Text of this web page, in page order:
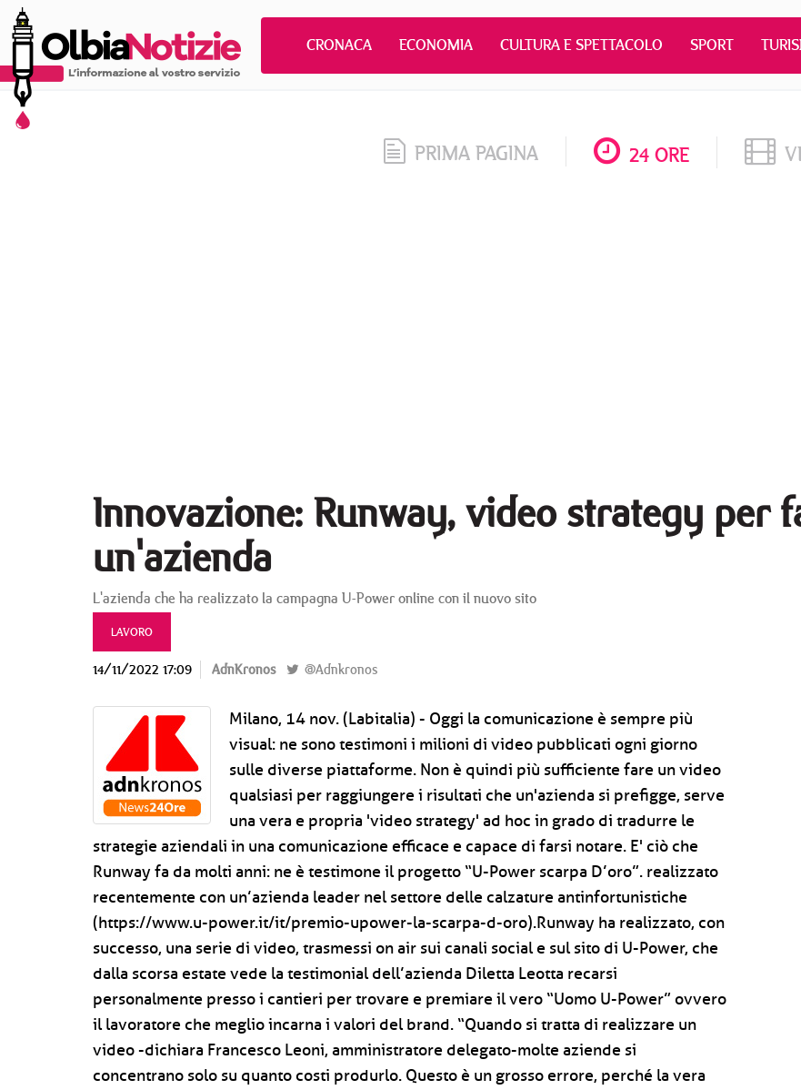
CRONACA ECONOMIA CULTURA E SPETTACOLO SPORT
PRIMA PAGINA 24 ORE
Innovazione: Runway, video strategy per
un'azienda
L'azienda che ha realizzato la campagna U-Power online con il nuovo sito
LAVORO
14/11/2022 17:09 AdnKronos @Adnkronos
Milano, 14 nov. (Labitalia) - Oggi la comunicazione è sempre più
visual: ne sono testimoni i milioni di video pubblicati ogni giorno
sulle diverse piattaforme. Non è quindi più sufficiente fare un video
qualsiasi per raggiungere i risultati che un'azienda si prefigge, serve
una vera e propria 'video strategy' ad hoc in grado di tradurre le
strategie aziendali in una comunicazione efficace e capace di farsi notare. E' ciò che
Runway fa da molti anni: ne è testimone il progetto “U-Power scarpa D’oro”. realizzato
recentemente con un’azienda leader nel settore delle calzature antinfortunistiche
(https://www.u-power.it/it/premio-upower-la-scarpa-d-oro).Runway ha realizzato, con
successo, una serie di video, trasmessi on air sui canali social e sul sito di U-Power, che
dalla scorsa estate vede la testimonial dell’azienda Diletta Leotta recarsi
personalmente presso i cantieri per trovare e premiare il vero “Uomo U-Power” ovvero
il lavoratore che meglio incarna i valori del brand. “Quando si tratta di realizzare un
video -dichiara Francesco Leoni, amministratore delegato-molte aziende si
concentrano solo su quanto costi produrlo. Questo è un grosso errore, perché la vera